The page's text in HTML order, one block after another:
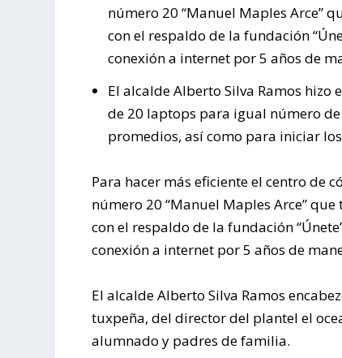
número 20 “Manuel Maples Arce”
con el respaldo de la fundación
conexión a internet por 5 años de
El alcalde Alberto Silva Ramos
de 20 laptops para igual número
promedios, así como para iniciar
Para hacer más eficiente el centro de
número 20 “Manuel Maples Arce”
con el respaldo de la fundación
conexión a internet por 5 años de
El alcalde Alberto Silva Ramos
tuxpeña, del director del plantel el
alumnado y padres de familia.